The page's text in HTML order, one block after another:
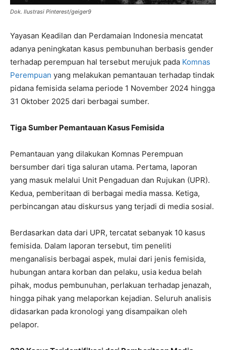
Dok. Ilustrasi Pinterest/geiger9
Yayasan Keadilan dan Perdamaian Indonesia mencatat
adanya peningkatan kasus pembunuhan berbasis gender
terhadap perempuan hal tersebut merujuk pada Komnas
Perempuan yang melakukan pemantauan terhadap tindak
pidana femisida selama periode 1 November 2024 hingga
31 Oktober 2025 dari berbagai sumber.
Tiga Sumber Pemantauan Kasus Femisida
Pemantauan yang dilakukan Komnas Perempuan
bersumber dari tiga saluran utama. Pertama, laporan
yang masuk melalui Unit Pengaduan dan Rujukan (UPR).
Kedua, pemberitaan di berbagai media massa. Ketiga,
perbincangan atau diskursus yang terjadi di media sosial.
Berdasarkan data dari UPR, tercatat sebanyak 10 kasus
femisida. Dalam laporan tersebut, tim peneliti
menganalisis berbagai aspek, mulai dari jenis femisida,
hubungan antara korban dan pelaku, usia kedua belah
pihak, modus pembunuhan, perlakuan terhadap jenazah,
hingga pihak yang melaporkan kejadian. Seluruh analisis
didasarkan pada kronologi yang disampaikan oleh
pelapor.